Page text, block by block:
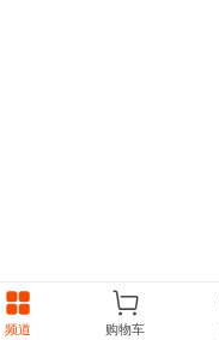
频道 购物车